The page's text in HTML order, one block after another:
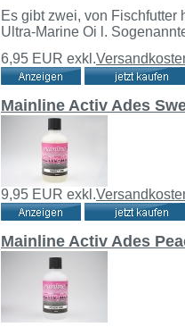
Es gibt zwei, von Fischfutter
Ultra-Marine Oi l.
6,95 EUR exkl.
Mainline Activ Ades
9,95 EUR exkl.
Mainline Activ Ades